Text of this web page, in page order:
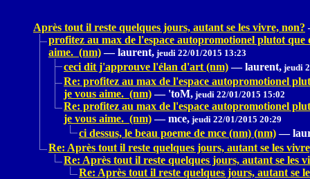
Après tout il reste quelques jours, autant se les vivre, non?
profitez au max de l'espace autopromotionel plutot
aime. (nm) — laurent, jeudi 22/01/2015 13:23
ceci dit j'approuve l'élan d'art (nm) — laurent, jeudi
Re: profitez au max de l'espace autopromotionel
je vous aime. (nm) — 'toM, jeudi 22/01/2015 15:02
Re: profitez au max de l'espace autopromotionel
je vous aime. (nm) — mce, jeudi 22/01/2015 20:29
ci dessus, le beau poeme de mce (nm) (nm) —
Re: Après tout il reste quelques jours, autant se les
Re: Après tout il reste quelques jours, autant se les
Re: Après tout il reste quelques jours, autant se